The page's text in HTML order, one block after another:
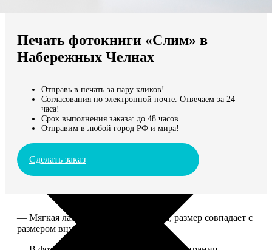
Мы доставляем по всему миру
Продолжить без города
Печать фотокниги «Слим» в
Набережных Челнах
Отправь в печать за пару кликов!
Согласования по электронной почте. Отвечаем за 24
часа!
Срок выполнения заказа: до 48 часов
Отправим в любой город РФ и мира!
Сделать заказ
— Мягкая ламинированная обложка, размер совпадает с
размером внутреннего блока.